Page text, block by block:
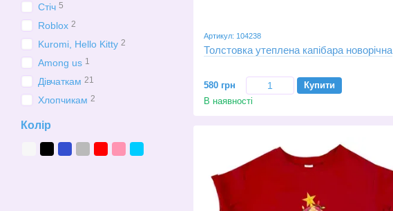
Артикул: 104238
Толстовка утеплена капібара новорічна
580 грн
Купити
В наявності
Стіч 5
Roblox 2
Kuromi, Hello Kitty 2
Among us 1
Дівчаткам 21
Хлопчикам 2
Колір